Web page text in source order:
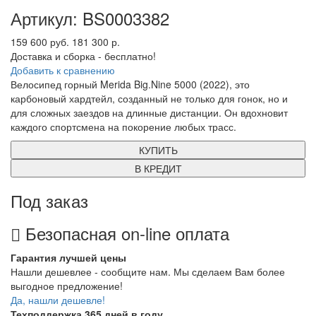
Артикул: BS0003382
159 600 руб. 181 300 р.
Доставка и сборка - бесплатно!
Добавить к сравнению
Велосипед горный Merida Big.Nine 5000 (2022), это
карбоновый хардтейл, созданный не только для гонок, но и
для сложных заездов на длинные дистанции. Он вдохновит
каждого спортсмена на покорение любых трасс.
КУПИТЬ
В КРЕДИТ
Под заказ
Безопасная on-line оплата
Гарантия лучшей цены
Нашли дешевлее - сообщите нам. Мы сделаем Вам более
выгодное предложение!
Да, нашли дешевле!